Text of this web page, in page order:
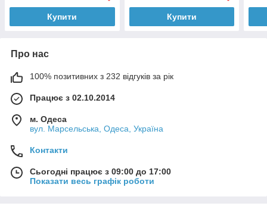
Купити Купити
Про нас
100% позитивних з 232 відгуків за рік
Працює з 02.10.2014
м. Одеса
вул. Марсельська, Одеса, Україна
Контакти
Сьогодні працює з 09:00 до 17:00
Показати весь графік роботи